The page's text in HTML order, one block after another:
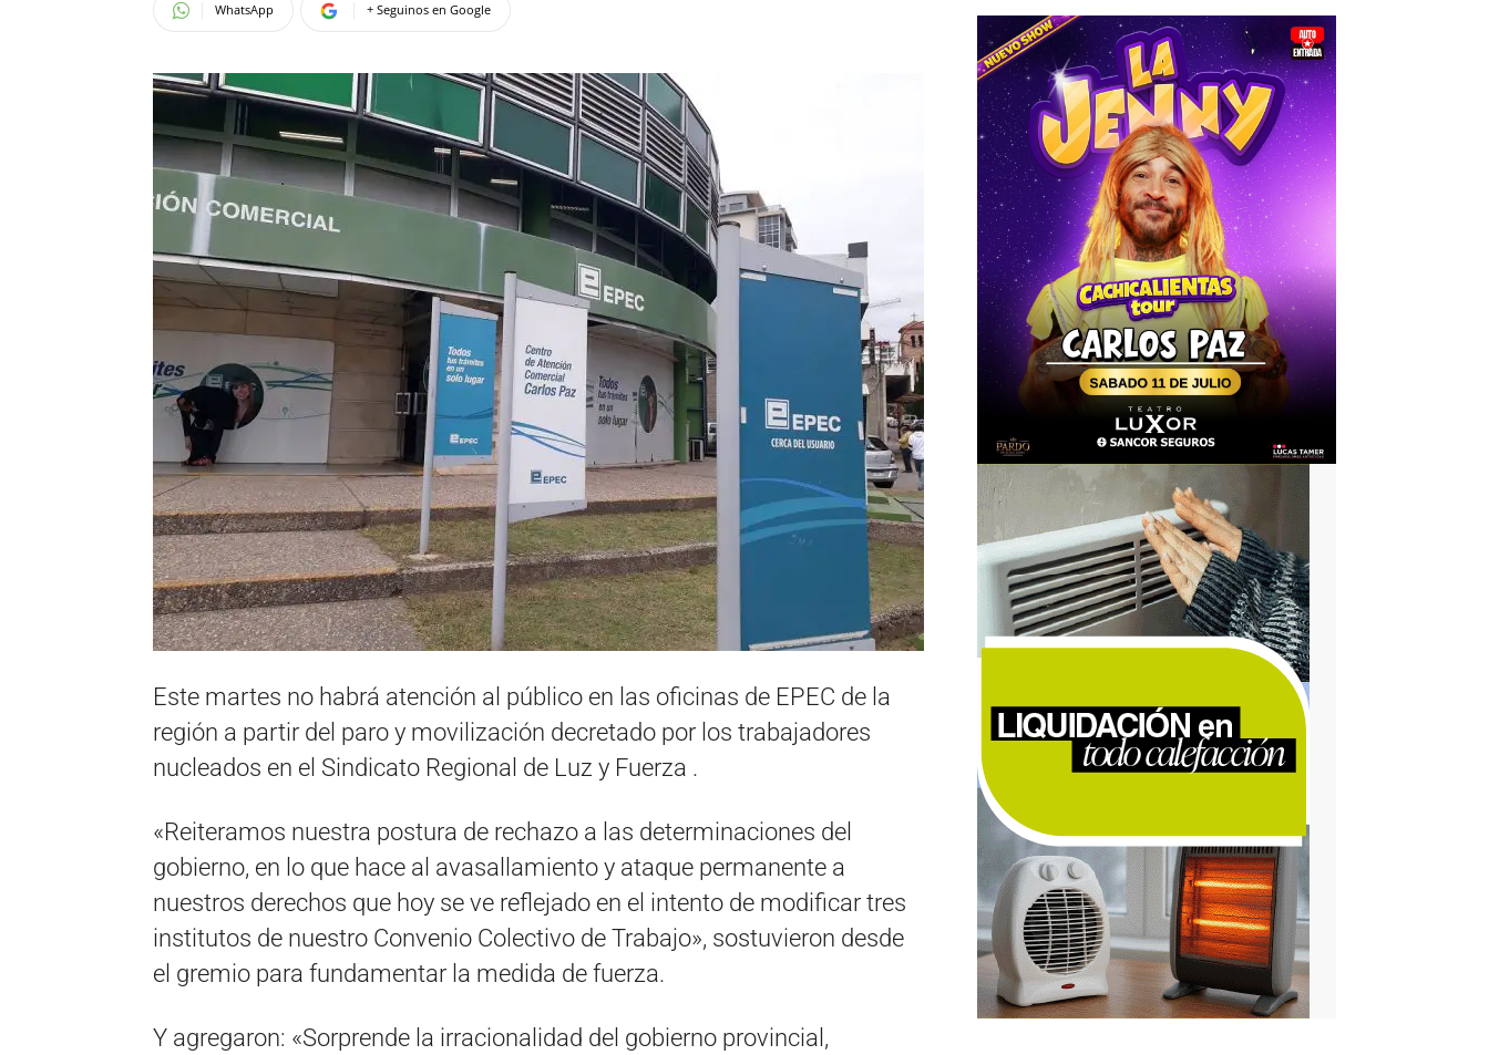
WhatsApp + Seguinos en Google
Este martes no habrá atención al público en las oficinas de EPEC de la
región a partir del paro y movilización decretado por los trabajadores
nucleados en el Sindicato Regional de Luz y Fuerza .
«Reiteramos nuestra postura de rechazo a las determinaciones del
gobierno, en lo que hace al avasallamiento y ataque permanente a
nuestros derechos que hoy se ve reflejado en el intento de modificar tres
institutos de nuestro Convenio Colectivo de Trabajo», sostuvieron desde
el gremio para fundamentar la medida de fuerza.
Y agregaron: «Sorprende la irracionalidad del gobierno provincial,